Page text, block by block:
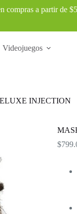
compras a partir de
Videojuegos
INJECTION
$